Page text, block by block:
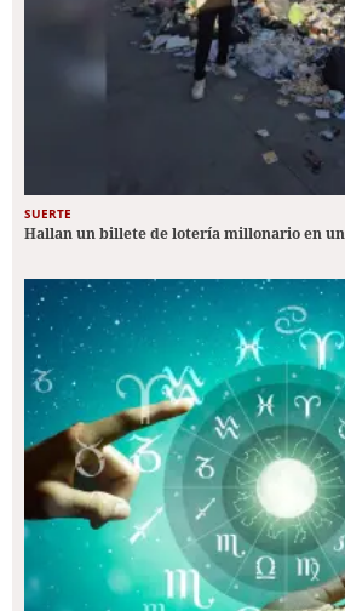
SUERTE
Hallan un billete de lotería millonario en